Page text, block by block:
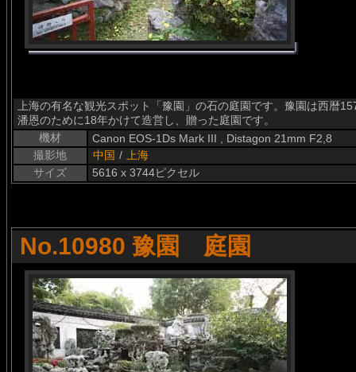
上海の有名な観光スポット「豫園」の石の庭園です。豫園は西暦
潘恩のために18年かけて造営し、贈った庭園です。
機材
Canon EOS-1Ds Mark III , Distagon 21mm F2,8
撮影地
中国 /
上海
サイズ
5616 x 3744ピクセル
No.10980 豫園 庭園